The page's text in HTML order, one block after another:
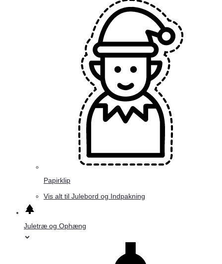
Papirklip
Vis alt til Julebord og Indpakning
Juletræ og Ophæng